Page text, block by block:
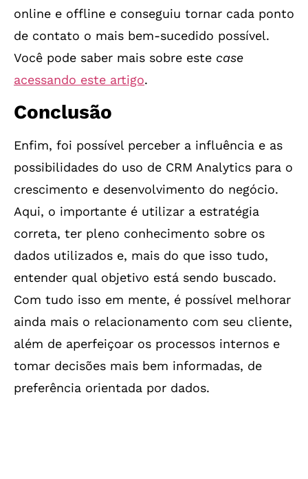
online e offline e conseguiu tornar cada ponto
de contato o mais bem-sucedido possível.
Você pode saber mais sobre este case
acessando este artigo.
Conclusão
Enfim, foi possível perceber a influência e as
possibilidades do uso de CRM Analytics para o
crescimento e desenvolvimento do negócio.
Aqui, o importante é utilizar a estratégia
correta, ter pleno conhecimento sobre os
dados utilizados e, mais do que isso tudo,
entender qual objetivo está sendo buscado.
Com tudo isso em mente, é possível melhorar
ainda mais o relacionamento com seu cliente,
além de aperfeiçoar os processos internos e
tomar decisões mais bem informadas, de
preferência orientada por dados.